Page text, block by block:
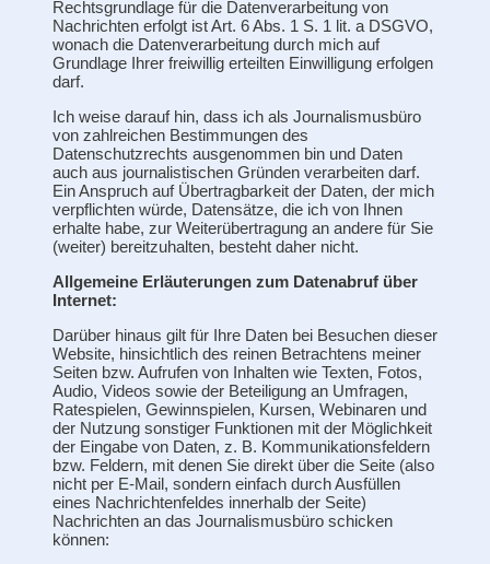
Rechtsgrundlage für die Datenverarbeitung von
Nachrichten erfolgt ist Art. 6 Abs. 1 S. 1 lit. a DSGVO,
wonach die Datenverarbeitung durch mich auf
Grundlage Ihrer freiwillig erteilten Einwilligung erfolgen
darf.
Ich weise darauf hin, dass ich als Journalismusbüro
von zahlreichen Bestimmungen des
Datenschutzrechts ausgenommen bin und Daten
auch aus journalistischen Gründen verarbeiten darf.
Ein Anspruch auf Übertragbarkeit der Daten, der mich
verpflichten würde, Datensätze, die ich von Ihnen
erhalte habe, zur Weiterübertragung an andere für Sie
(weiter) bereitzuhalten, besteht daher nicht.
Allgemeine Erläuterungen zum Datenabruf über
Internet:
Darüber hinaus gilt für Ihre Daten bei Besuchen dieser
Website, hinsichtlich des reinen Betrachtens meiner
Seiten bzw. Aufrufen von Inhalten wie Texten, Fotos,
Audio, Videos sowie der Beteiligung an Umfragen,
Ratespielen, Gewinnspielen, Kursen, Webinaren und
der Nutzung sonstiger Funktionen mit der Möglichkeit
der Eingabe von Daten, z. B. Kommunikationsfeldern
bzw. Feldern, mit denen Sie direkt über die Seite (also
nicht per E-Mail, sondern einfach durch Ausfüllen
eines Nachrichtenfeldes innerhalb der Seite)
Nachrichten an das Journalismusbüro schicken
können: